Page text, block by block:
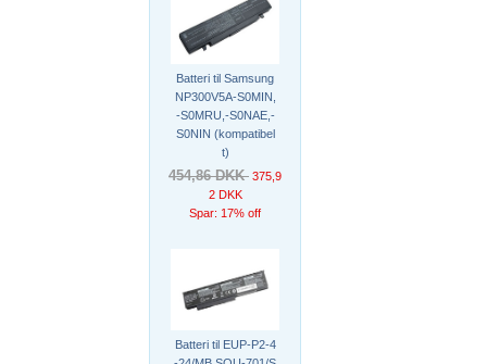
Batteri til Samsung
NP300V5A-S0MIN,
-S0MRU,-S0NAE,-
S0NIN (kompatibel
t)
454,86 DKK 375,9
2 DKK
Spar: 17% off
Batteri til EUP-P2-4